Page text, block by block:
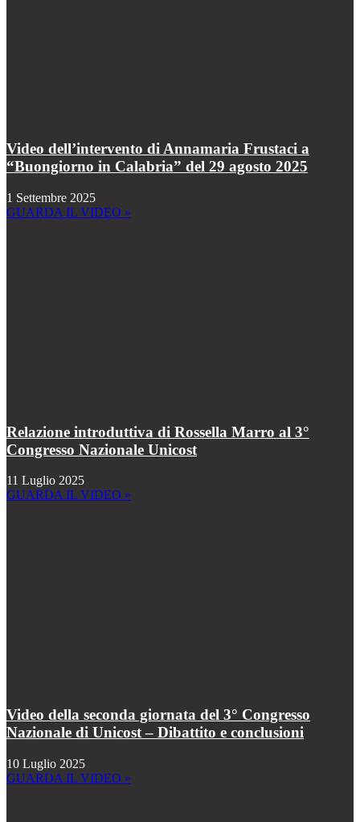
Video dell’intervento di Annamaria Frustaci a
“Buongiorno in Calabria” del 29 agosto 2025
1 Settembre 2025
GUARDA IL VIDEO »
Relazione introduttiva di Rossella Marro al 3°
Congresso Nazionale Unicost
11 Luglio 2025
GUARDA IL VIDEO »
Video della seconda giornata del 3° Congresso
Nazionale di Unicost – Dibattito e conclusioni
10 Luglio 2025
GUARDA IL VIDEO »